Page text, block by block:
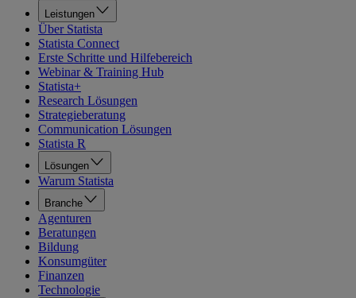
Leistungen
Über Statista
Statista Connect
Erste Schritte und Hilfebereich
Webinar & Training Hub
Statista+
Research Lösungen
Strategieberatung
Communication Lösungen
Statista R
Lösungen
Warum Statista
Branche
Agenturen
Beratungen
Bildung
Konsumgüter
Finanzen
Technologie